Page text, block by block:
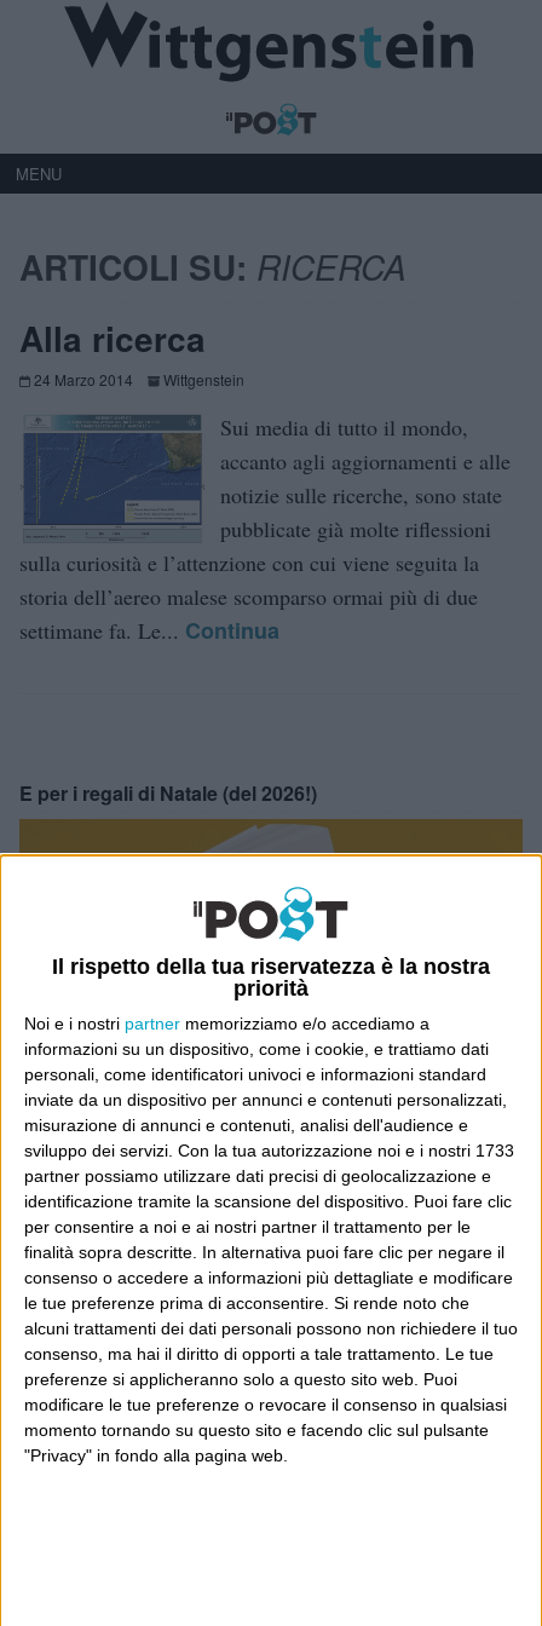
Il rispetto della tua riservatezza è la nostra
priorità
Noi e i nostri partner memorizziamo e/o accediamo a
informazioni su un dispositivo, come i cookie, e trattiamo dati
personali, come identificatori univoci e informazioni standard
inviate da un dispositivo per annunci e contenuti personalizzati,
misurazione di annunci e contenuti, analisi dell'audience e
sviluppo dei servizi. Con la tua autorizzazione noi e i nostri 1733
partner possiamo utilizzare dati precisi di geolocalizzazione e
identificazione tramite la scansione del dispositivo. Puoi fare clic
per consentire a noi e ai nostri partner il trattamento per le
finalità sopra descritte. In alternativa puoi fare clic per negare il
consenso o accedere a informazioni più dettagliate e modificare
le tue preferenze prima di acconsentire. Si rende noto che
alcuni trattamenti dei dati personali possono non richiedere il tuo
consenso, ma hai il diritto di opporti a tale trattamento. Le tue
preferenze si applicheranno solo a questo sito web. Puoi
modificare le tue preferenze o revocare il consenso in qualsiasi
momento tornando su questo sito e facendo clic sul pulsante
"Privacy" in fondo alla pagina web.
MENU
ARTICOLI SU: RICERCA
Alla ricerca
24 Marzo 2014 Wittgenstein
Sui media di tutto il mondo,
accanto agli aggiornamenti e alle
notizie sulle ricerche, sono state
pubblicate già molte riflessioni
sulla curiosità e l’attenzione con cui viene seguita la
storia dell’aereo malese scomparso ormai più di due
settimane fa. Le... Continua
E per i regali di Natale (del 2026!)